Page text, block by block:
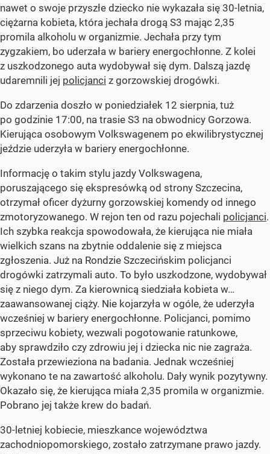
nawet o swoje przyszłe dziecko nie wykazała się 30-letnia,
ciężarna kobieta, która jechała drogą S3 mając 2,35
promila alkoholu w organizmie. Jechała przy tym
zygzakiem, bo uderzała w bariery energochłonne. Z kolei
z uszkodzonego auta wydobywał się dym. Dalszą jazdę
udaremnili jej policjanci z gorzowskiej drogówki.
Do zdarzenia doszło w poniedziałek 12 sierpnia, tuż
po godzinie 17:00, na trasie S3 na obwodnicy Gorzowa.
Kierująca osobowym Volkswagenem po ekwilibrystycznej
jeździe uderzyła w bariery energochłonne.
Informację o takim stylu jazdy Volkswagena,
poruszającego się ekspresówką od strony Szczecina,
otrzymał oficer dyżurny gorzowskiej komendy od innego
zmotoryzowanego. W rejon ten od razu pojechali policjanci.
Ich szybka reakcja spowodowała, że kierująca nie miała
wielkich szans na zbytnie oddalenie się z miejsca
zgłoszenia. Już na Rondzie Szczecińskim policjanci
drogówki zatrzymali auto. To było uszkodzone, wydobywał
się z niego dym. Za kierownicą siedziała kobieta w…
zaawansowanej ciąży. Nie kojarzyła w ogóle, że uderzyła
wcześniej w bariery energochłonne. Policjanci, pomimo
sprzeciwu kobiety, wezwali pogotowanie ratunkowe,
aby sprawdziło czy zdrowiu jej i dziecka nic nie zagraża.
Została przewieziona na badania. Jednak wcześniej
wykonano te na zawartość alkoholu. Dały wynik pozytywny.
Okazało się, że kierująca miała 2,35 promila w organizmie.
Pobrano jej także krew do badań.
30-letniej kobiecie, mieszkance województwa
zachodniopomorskiego, zostało zatrzymane prawo jazdy.